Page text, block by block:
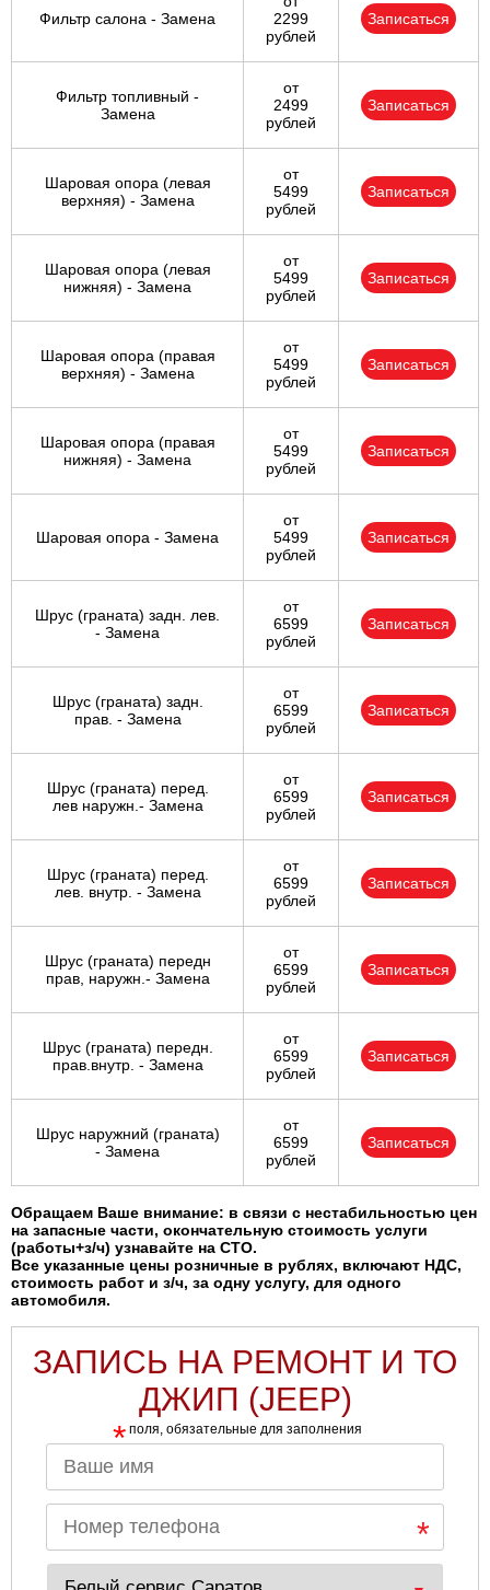
Фильтр салона - Замена
2299
рублей
Записаться
Фильтр топливный -
Замена
от
2499
рублей
Записаться
Шаровая опора (левая
верхняя) - Замена
от
5499
рублей
Записаться
Шаровая опора (левая
нижняя) - Замена
от
5499
рублей
Записаться
Шаровая опора (правая
верхняя) - Замена
от
5499
рублей
Записаться
Шаровая опора (правая
нижняя) - Замена
от
5499
рублей
Записаться
Шаровая опора - Замена
от
5499
рублей
Записаться
Шрус (граната) задн. лев.
- Замена
от
6599
рублей
Записаться
Шрус (граната) задн.
прав. - Замена
от
6599
рублей
Записаться
Шрус (граната) перед.
лев наружн.- Замена
от
6599
рублей
Записаться
Шрус (граната) перед.
лев. внутр. - Замена
от
6599
рублей
Записаться
Шрус (граната) передн
прав, наружн.- Замена
от
6599
рублей
Записаться
Шрус (граната) передн.
прав.внутр. - Замена
от
6599
рублей
Записаться
Шрус наружний (граната)
- Замена
от
6599
рублей
Записаться
Обращаем Ваше внимание: в связи с нестабильностью цен
на запасные части, окончательную стоимость услуги
(работы+з/ч) узнавайте на СТО.
Все указанные цены розничные в рублях, включают НДС,
стоимость работ и з/ч, за одну услугу, для одного
автомобиля.
ЗАПИСЬ НА РЕМОНТ И ТО
ДЖИП (JEEP)
* поля, обязательные для заполнения